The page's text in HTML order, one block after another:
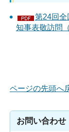
第24回全
知事表敬訪問
ページの先頭へ
お問い合わせ